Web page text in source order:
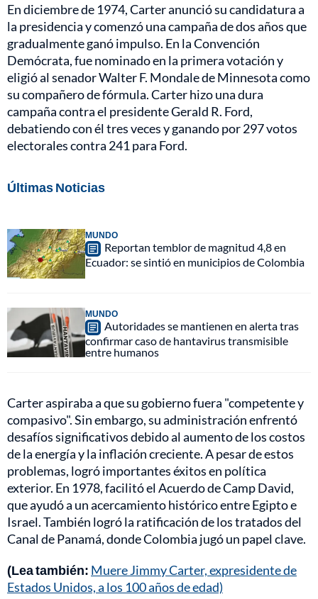
En diciembre de 1974, Carter anunció su candidatura a
la presidencia y comenzó una campaña de dos años que
gradualmente ganó impulso. En la Convención
Demócrata, fue nominado en la primera votación y
eligió al senador Walter F. Mondale de Minnesota como
su compañero de fórmula. Carter hizo una dura
campaña contra el presidente Gerald R. Ford,
debatiendo con él tres veces y ganando por 297 votos
electorales contra 241 para Ford.
Últimas Noticias
MUNDO
Reportan temblor de magnitud 4,8 en
Ecuador: se sintió en municipios de Colombia
MUNDO
Autoridades se mantienen en alerta tras
confirmar caso de hantavirus transmisible
entre humanos
Carter aspiraba a que su gobierno fuera "competente y
compasivo". Sin embargo, su administración enfrentó
desafíos significativos debido al aumento de los costos
de la energía y la inflación creciente. A pesar de estos
problemas, logró importantes éxitos en política
exterior. En 1978, facilitó el Acuerdo de Camp David,
que ayudó a un acercamiento histórico entre Egipto e
Israel. También logró la ratificación de los tratados del
Canal de Panamá, donde Colombia jugó un papel clave.
(Lea también: Muere Jimmy Carter, expresidente de
Estados Unidos, a los 100 años de edad)